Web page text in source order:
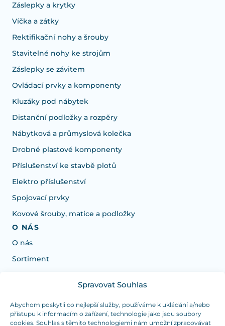
Spravovat Souhlas
Abychom poskytli co nejlepší služby, používáme k ukládání a/nebo
přístupu k informacím o zařízení, technologie jako jsou soubory
cookies. Souhlas s těmito technologiemi nám umožní zpracovávat
Záslepky a krytky
Víčka a zátky
Rektifikační nohy a šrouby
Stavitelné nohy ke strojům
Záslepky se závitem
Ovládací prvky a komponenty
Kluzáky pod nábytek
Distanční podložky a rozpěry
Nábytková a průmyslová kolečka
Drobné plastové komponenty
Příslušenství ke stavbě plotů
Elektro příslušenství
Spojovací prvky
Kovové šrouby, matice a podložky
O NÁS
O nás
Sortiment
Potřebujete poradit s výběrem?
Jsme tu pro vás Pondělí-Čtvrtek od: 7:30 - 15:30 hodin
a Pátek od 7:30 - 14:30 hodin